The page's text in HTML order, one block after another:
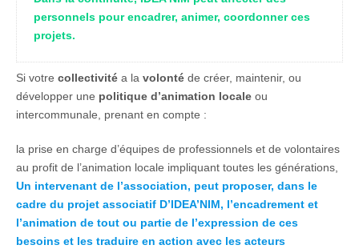
personnels pour encadrer, animer, coordonner ces
projets.
Si votrecollectivité a lavolonté de créer, maintenir, ou
développer une politique d’animation locale ou
intercommunale, prenant en compte :
la prise en charge d’équipes de professionnels et de volontaires
au profit de l’animation locale impliquant toutes les générations,
Un intervenant de l’association, peut proposer, dans le
cadre du projet associatif D’IDEA’NIM, l’encadrement et
l’animation de tout ou partie de l’expression de ces
besoins et les traduire en action avec les acteurs